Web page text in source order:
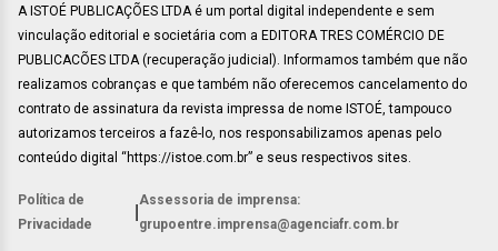
A ISTOÉ PUBLICAÇÕES LTDA é um portal digital independente e sem
vinculação editorial e societária com a EDITORA TRES COMÉRCIO DE
PUBLICACÕES LTDA (recuperação judicial). Informamos também que não
realizamos cobranças e que também não oferecemos cancelamento do
contrato de assinatura da revista impressa de nome ISTOÉ, tampouco
autorizamos terceiros a fazê-lo, nos responsabilizamos apenas pelo
conteúdo digital “https://istoe.com.br” e seus respectivos sites.
Política de
Privacidade
Assessoria de imprensa:
grupoentre.imprensa@agenciafr.com.br